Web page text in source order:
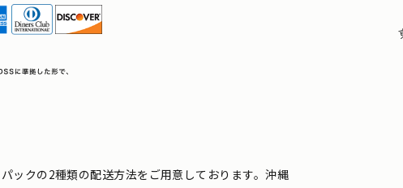
ックの2種類の配送方法をご用意しております。沖縄